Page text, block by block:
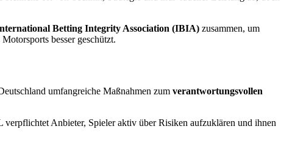
Betting Integrity Association (IBIA) zusammen, um
besser geschützt.
umfangreiche Maßnahmen zum verantwortungsvollen
Anbieter, Spieler aktiv über Risiken aufzuklären und ihnen